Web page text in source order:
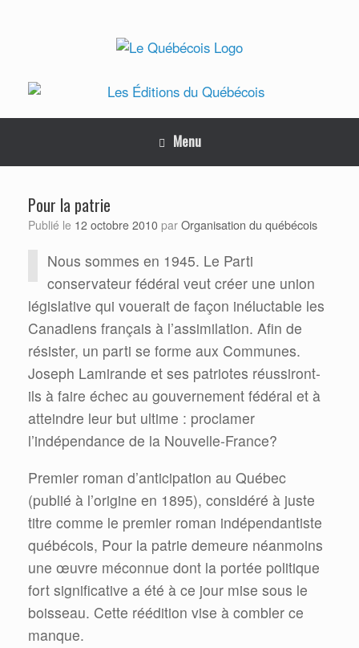
Menu
Pour la patrie
Publié le 12 octobre 2010 par Organisation du québécois
Nous sommes en 1945. Le Parti
conservateur fédéral veut créer une union
législative qui vouerait de façon inéluctable les
Canadiens français à l’assimilation. Afin de
résister, un parti se forme aux Communes.
Joseph Lamirande et ses patriotes réussiront-
ils à faire échec au gouvernement fédéral et à
atteindre leur but ultime : proclamer
l’indépendance de la Nouvelle-France?
Premier roman d’anticipation au Québec
(publié à l’origine en 1895), considéré à juste
titre comme le premier roman indépendantiste
québécois, Pour la patrie demeure néanmoins
une œuvre méconnue dont la portée politique
fort significative a été à ce jour mise sous le
boisseau. Cette réédition vise à combler ce
manque.